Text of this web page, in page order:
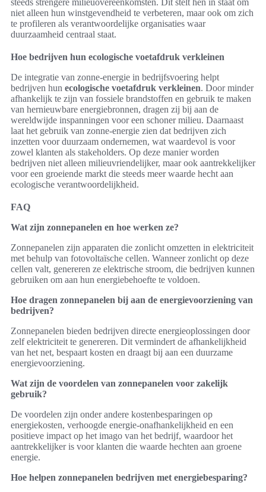
steeds strengere milieuovereenkomsten. Dit stelt hen in staat om
niet alleen hun winstgevendheid te verbeteren, maar ook om zich
te profileren als verantwoordelijke organisaties waar
duurzaamheid centraal staat.
Hoe bedrijven hun ecologische voetafdruk verkleinen
De integratie van zonne-energie in bedrijfsvoering helpt
bedrijven hun ecologische voetafdruk verkleinen. Door minder
afhankelijk te zijn van fossiele brandstoffen en gebruik te maken
van hernieuwbare energiebronnen, dragen zij bij aan de
wereldwijde inspanningen voor een schoner milieu. Daarnaast
laat het gebruik van zonne-energie zien dat bedrijven zich
inzetten voor duurzaam ondernemen, wat waardevol is voor
zowel klanten als stakeholders. Op deze manier worden
bedrijven niet alleen milieuvriendelijker, maar ook aantrekkelijker
voor een groeiende markt die steeds meer waarde hecht aan
ecologische verantwoordelijkheid.
FAQ
Wat zijn zonnepanelen en hoe werken ze?
Zonnepanelen zijn apparaten die zonlicht omzetten in elektriciteit
met behulp van fotovoltaïsche cellen. Wanneer zonlicht op deze
cellen valt, genereren ze elektrische stroom, die bedrijven kunnen
gebruiken om aan hun energiebehoefte te voldoen.
Hoe dragen zonnepanelen bij aan de energievoorziening van
bedrijven?
Zonnepanelen bieden bedrijven directe energieoplossingen door
zelf elektriciteit te genereren. Dit vermindert de afhankelijkheid
van het net, bespaart kosten en draagt bij aan een duurzame
energievoorziening.
Wat zijn de voordelen van zonnepanelen voor zakelijk
gebruik?
De voordelen zijn onder andere kostenbesparingen op
energiekosten, verhoogde energie-onafhankelijkheid en een
positieve impact op het imago van het bedrijf, waardoor het
aantrekkelijker is voor klanten die waarde hechten aan groene
energie.
Hoe helpen zonnepanelen bedrijven met energiebesparing?